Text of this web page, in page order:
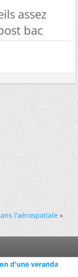
assez
bac
l'aérospatiale »
d'une veranda